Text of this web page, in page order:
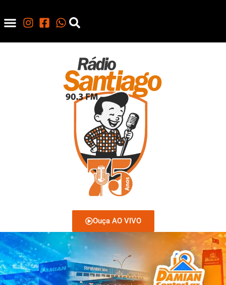
Ouça AO VIVO